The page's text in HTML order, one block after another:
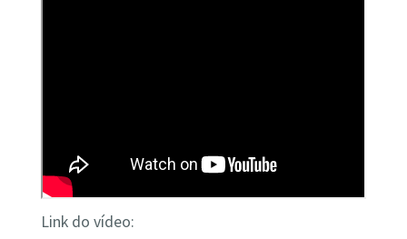
Link do vídeo: